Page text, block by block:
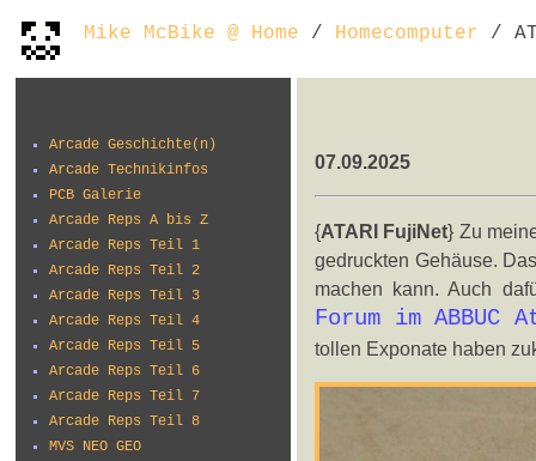
Mike McBike @ Home / Homecomputer /
Arcade Geschichte(n)
Arcade Technikinfos
PCB Galerie
Arcade Reps A bis Z
Arcade Reps Teil 1
Arcade Reps Teil 2
Arcade Reps Teil 3
Arcade Reps Teil 4
Arcade Reps Teil 5
Arcade Reps Teil 6
Arcade Reps Teil 7
Arcade Reps Teil 8
MVS NEO GEO
07.09.2025
{ATARI FujiNet} Zu
gedruckten Gehäuse.
machen kann. Auch
Forum im ABBUC
tollen Exponate haben